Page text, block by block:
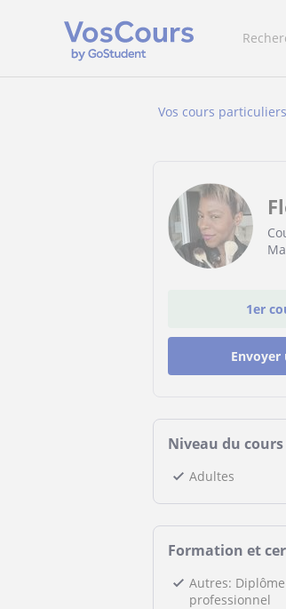
Vos cours particuliers
1er
Envoyer
Niveau du cours
Adultes
Formation et
Autres:
professionnel